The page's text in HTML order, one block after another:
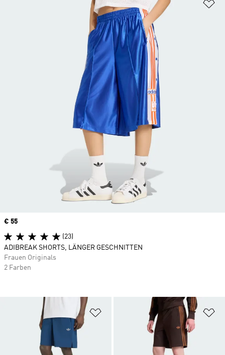
Zur Wunschliste hinzufügen
Price
€ 55
(23)
ADIBREAK SHORTS, LÄNGER GESCHNITTEN
Frauen Originals
2 Farben